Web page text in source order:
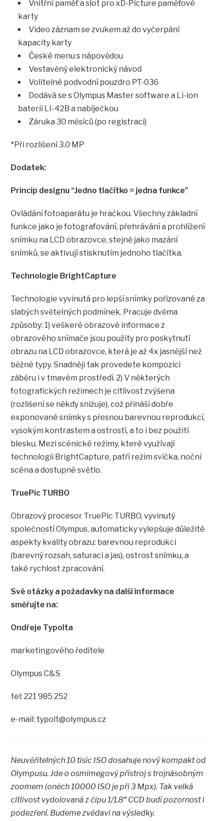
Vnitřní paměť a slot pro xD-Picture paměťové
karty
Video záznam se zvukem až do vyčerpání
kapacity karty
České menu s nápovědou
Vestavěný elektronický návod
Volitelné podvodní pouzdro PT-036
Dodává se s Olympus Master software a Li-ion
baterií LI-42B a nabíječkou
Záruka 30 měsíců (po registraci)
*Při rozlišení 3.0 MP
Dodatek:
Princip designu “Jedno tlačítko = jedna funkce”
Ovládání fotoaparátu je hračkou. Všechny základní
funkce jako je fotografování, přehrávání a prohlížení
snímku na LCD obrazovce, stejně jako mazání
snímků, se aktivují stisknutím jednoho tlačítka.
Technologie BrightCapture
Technologie vyvinutá pro lepší snímky pořizované za
slabých světelných podmínek. Pracuje dvěma
způsoby: 1) veškeré obrazové informace z
obrazového snímače jsou použity pro poskytnutí
obrazu na LCD obrazovce, která je až 4x jasnější než
běžné typy. Snadněji tak provedete kompozici
záběru i v tmavém prostředí. 2) V některých
fotografických režimech je citlivost zvýšena
(rozlišení se někdy snižuje), což přináší dobře
exponované snímky s přesnou barevnou reprodukcí,
vysokým kontrastem a ostrostí, a to i bez použití
blesku. Mezi scénické režimy, které využívají
technologii BrightCapture, patří režim svíčka, noční
scéna a dostupné světlo.
TruePic TURBO
Obrazový procesor TruePic TURBO, vyvinutý
společností Olympus, automaticky vylepšuje důležité
aspekty kvality obrazu: barevnou reprodukci
(barevný rozsah, saturaci a jas), ostrost snímku, a
také rychlost zpracování.
Své otázky a požadavky na další informace
směřujte na:
Ondřeje Typolta
marketingového ředitele
Olympus C&S
tel: 221 985 252
e-mail: typolt@olympus.cz
Neuvěřitelných 10 tisíc ISO dosahuje nový kompakt od
Olympusu. Jde o osmimegový přístroj s trojnásobným
zoomem (oněch 10000 ISO je při 3 Mpx). Tak velká
citlivost vydolovaná z čipu 1/1.8″ CCD budí pozornost i
podezření. Budeme zvědavi na výsledky.